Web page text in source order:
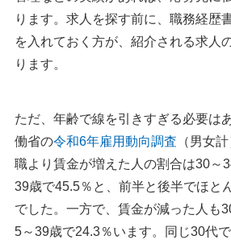
執筆者・監修者のmotoについて
ります。求人を探す前に、職務経歴
を入れておく方が、紹介される求人
ります。
ただ、年齢で線を引きすぎる必要は
働省の令和6年雇用動向調査 （男女
職より賃金が増えた人の割合は30～
39歳で45.5％と、前半と後半でほと
でした。一方で、賃金が減った人も
5～39歳で24.3％います。同じ30代